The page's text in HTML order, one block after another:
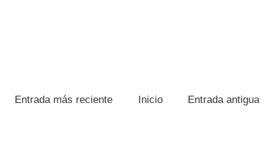
Entrada más reciente Entrada antigua
Inicio